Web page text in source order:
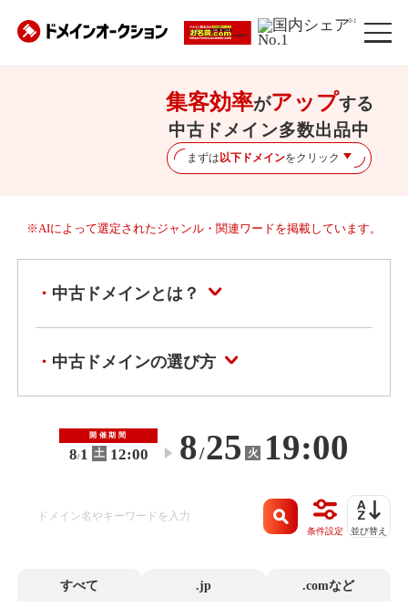
※1
集客効率がアップする
中古ドメイン多数出品中
まずは以下ドメインをクリック
※AIによって選定されたジャンル・関連ワードを掲載しています。
中古ドメインとは？
中古ドメインの選び方
開催期間
8/1 土 12:00 〜 8/25 火 19:00
条件設定 並び替え
すべて .jp .comなど